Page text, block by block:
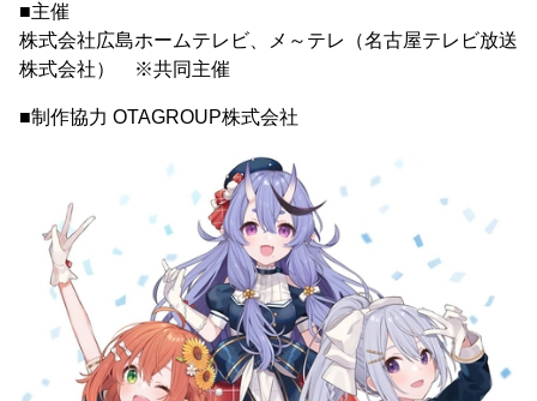
■主催
株式会社広島ホームテレビ、メ～テレ（名古屋テレビ放送
株式会社） ※共同主催
■制作協力 OTAGROUP株式会社